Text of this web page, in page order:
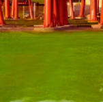
Bản quyền ©
tử
Hotline